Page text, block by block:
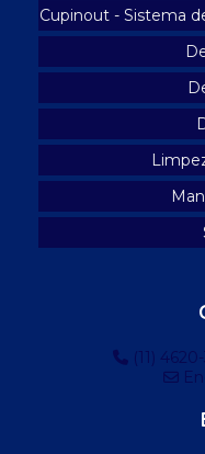
Higienização de caixa
Limpeza de caixa d'água
Limpeza de caixa d'água
Limpeza de caixa d'água
Limpeza e desinfecção de
Limpeza e manutenção
Manejo de pombos
Proteção anti pombos
Proteção contra pombos
Cupinout - Sistema
(11)